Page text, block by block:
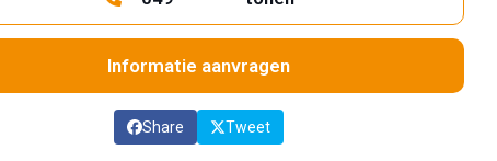
Informatie aanvragen
Share Tweet